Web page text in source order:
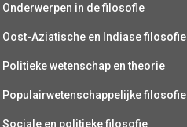
Onderwerpen in de filosofie
Oost-Aziatische en Indiase filosofie
Politieke wetenschap en theorie
Populairwetenschappelijke filosofie
Sociale en politieke filosofie